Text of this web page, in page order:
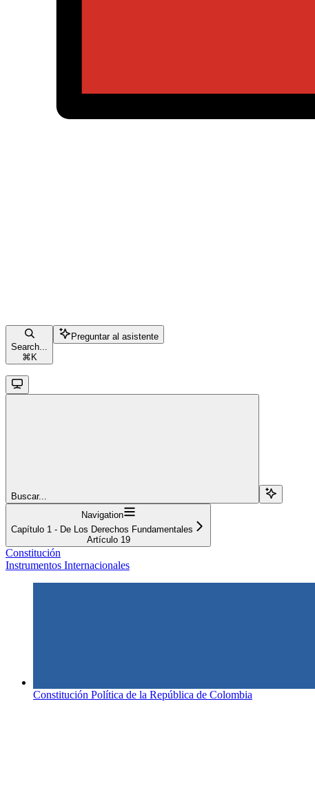
Search...
⌘ K
Preguntar al asistente
Buscar...
Navigation
Capítulo 1 - De Los Derechos Fundamentales
Artículo 19
Constitución
Instrumentos Internacionales
Constitución Política de la República de Colombia